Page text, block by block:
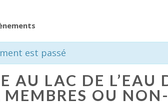
est passé
AU LAC DE L’EAU
MEMBRES OU